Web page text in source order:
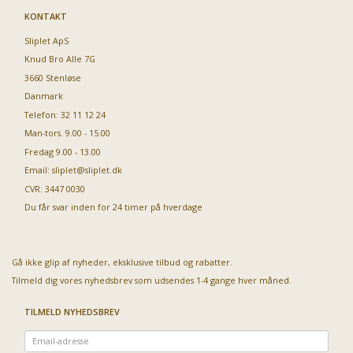
KONTAKT
Sliplet ApS
Knud Bro Alle 7G
3660 Stenløse
Danmark
Telefon: 32 11 12 24
Man-tors. 9.00 - 15.00
Fredag 9.00 - 13.00
Email: sliplet@sliplet.dk
CVR: 3447 0030
Du får svar inden for 24 timer på hverdage
Gå ikke glip af nyheder, eksklusive tilbud og rabatter.
Tilmeld dig vores nyhedsbrev som udsendes 1-4 gange hver måned.
TILMELD NYHEDSBREV
Email-
adresse